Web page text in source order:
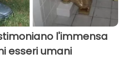
l'immensa
esseri umani